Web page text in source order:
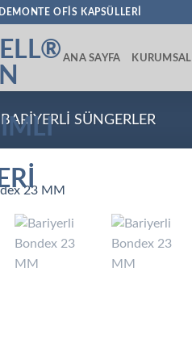
OFIS KAPSÜLLERI
ANA SAYFA KURUMSAL
BARIYERLI SÜNGERLER